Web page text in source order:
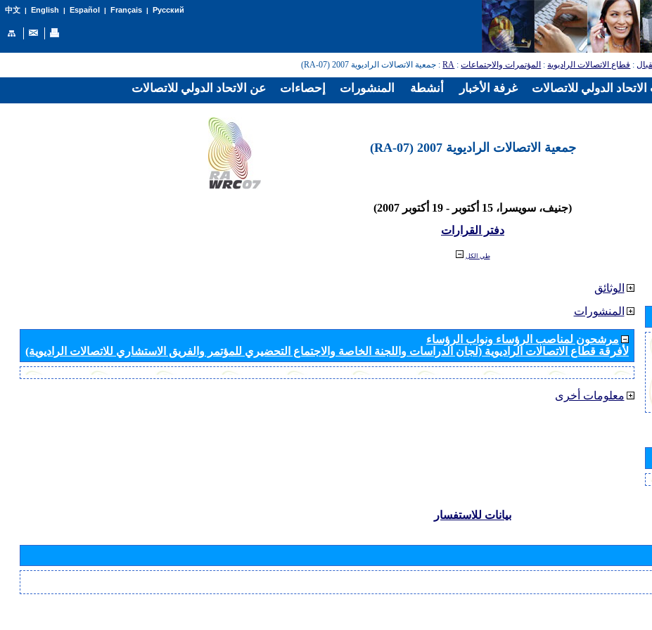
中文| English | Español | Français| Русский
: قطاع الاتصالات الراديوية: المؤتمرات والاجتماعات:
RA: جمعية الاتصالات الراديوية 2007 (RA-07)
جمعية الاتصالات الراديوية 2007 (RA-07)
(جنيف، سويسرا، 15 أكتوبر - 19 أكتوبر 2007)
دفتر القرارات
طي الكل
الوثائق
المنشورات
مرشحون لمناصب الرؤساء ونواب الرؤساء
لأفرقة قطاع الاتصالات الراديوية (لجان الدراسات واللجنة الخاصة والاجتماع التحضيري للمؤتمر والفريق الاستشاري للاتصالات الراديوية)
معلومات أخرى
بيانات للاستفسار
عن الاتحاد الدولي للاتصالات إحصاءات المنشورات أنشطة غرفة الأخبار الدولي للاتصالات